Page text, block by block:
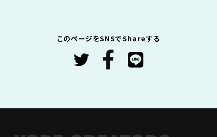
このページをSNSでShareする